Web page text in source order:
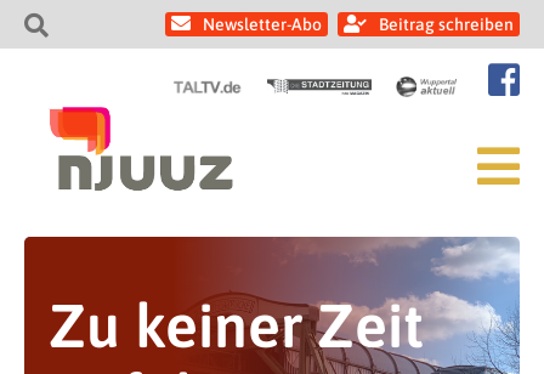
Newsletter-Abo Beitrag schreiben
Zu keiner Zeit